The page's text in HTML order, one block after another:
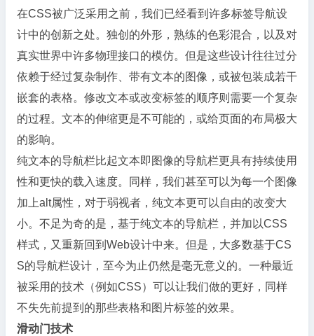
在CSS被广泛采用之前，我们已经看到许多标签导航设
计中的创新之处。独创的外形，熟练的色彩混合，以及对
真实世界中许多物理接口的模仿。但是这些设计往往过分
依赖于经过复杂制作、带有文本的图像，或被包装成若干
嵌套的表格。修改文本或改变标签的顺序则需要一个复杂
的过程。文本的伸缩更是不可能的，或给页面的布局极大
的影响。
纯文本的导航栏比起文本即图像的导航栏更具有持续使用
性和更快的载入速度。同样，我们甚至可以为每一个图像
加上alt属性，对于弱视者，纯文本更可以自由的改变大
小。不足为奇的是，基于纯文本的导航栏，并加以CSS
样式，又重新回到Web设计中来。但是，大多数基于CS
S的导航栏设计，至今为止仍然是毫无意义的。一种最近
被采用的技术（例如CSS）可以让我们做的更好，同样
不失先前提到的那些表格和图片标签的效果。
滑动门技术